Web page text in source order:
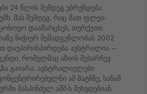
24 წლის შემდეგ უბრუნდება
მას შემდეგ, რაც მათ ფლეი-
დაამარცხეს, თურქეთი
ნიჭიერ შემადგენლობას 2002
დაუპირისპირდება ავსტრალია —
რომელმაც აზიის შესარჩევ
გაიარა. ავსტრალიელები
ამ მატჩზე, სანამ
მასპინძელ აშშ-ს შეხვდებიან.